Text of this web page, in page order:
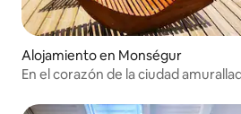
Alojamiento en Monségur
En el corazón de la ciudad